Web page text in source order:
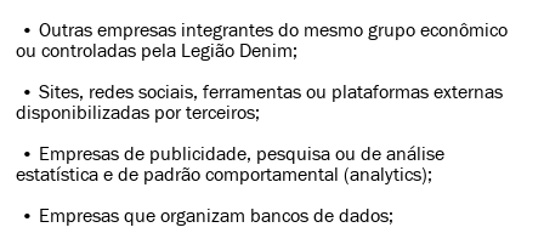
• Outras empresas integrantes do mesmo grupo econômico
ou controladas pela Legião Denim;
• Sites, redes sociais, ferramentas ou plataformas externas
disponibilizadas por terceiros;
• Empresas de publicidade, pesquisa ou de análise
estatística e de padrão comportamental (analytics);
• Empresas que organizam bancos de dados;